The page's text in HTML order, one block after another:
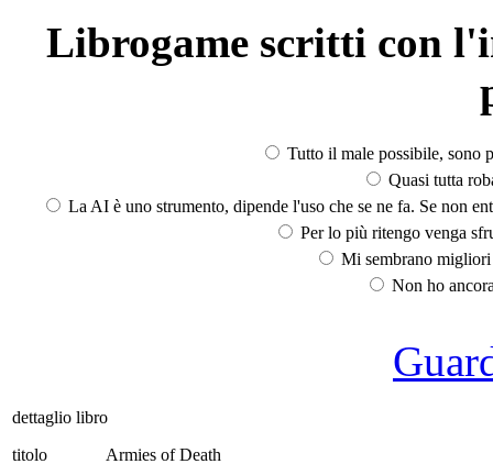
Librogame scritti con
Tutto il male possibile, sono
Quasi tutta
La AI è uno strumento, dipende l'uso che se ne fa. Se non
Per lo più ritengo venga
Mi sembrano
Non ho
dettaglio libro
titolo
Armies of Death